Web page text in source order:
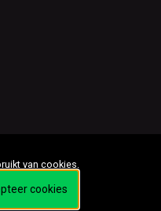
van cookies.
cookies